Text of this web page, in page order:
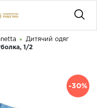
Дитячий одяг
1/2
-30%